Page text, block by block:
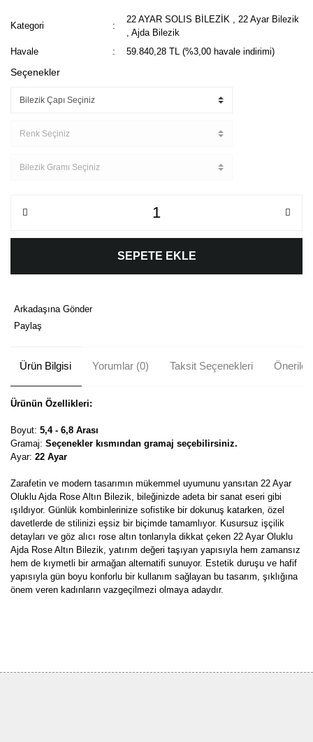
Kategori
22 AYAR SOLIS BİLEZİK
22 Ayar Bilezik
,Ajda Bilezik
Havale
59.840,28 TL (%3,00 havale indirimi)
Seçenekler
SEPETE EKLE
Arkadaşına Gönder
Paylaş
Ürün Bilgisi Yorumlar (0) Taksit Seçenekleri
Ürünün Özellikleri:
Boyut: 5,4 - 6,8 Arası
Gramaj: Seçenekler kısmından gramaj seçebilirsiniz.
Ayar: 22 Ayar
Zarafetin ve modern tasarımın mükemmel uyumunu yansıtan 22 Ayar
Oluklu Ajda Rose Altın Bilezik, bileğinizde adeta bir sanat eseri gibi
ışıldıyor. Günlük kombinlerinize sofistike bir dokunuş katarken, özel
davetlerde de stilinizi eşsiz bir biçimde tamamlıyor. Kusursuz işçilik
detayları ve göz alıcı rose altın tonlarıyla dikkat çeken 22 Ayar Oluklu
Ajda Rose Altın Bilezik, yatırım değeri taşıyan yapısıyla hem zamansız
hem de kıymetli bir armağan alternatifi sunuyor. Estetik duruşu ve hafif
yapısıyla gün boyu konforlu bir kullanım sağlayan bu tasarım, şıklığına
önem veren kadınların vazgeçilmezi olmaya adaydır.